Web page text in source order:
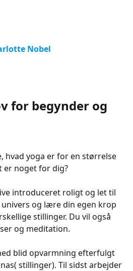
Nobel
for begynder og
hvad yoga er for en størrelse
er noget for dig?
introduceret roligt og let til
og lære din egen krop
stillinger. Du vil også
og meditation.
blid opvarmning efterfulgt
stillinger). Til sidst arbejder